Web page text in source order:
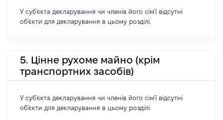
У суб'єкта декларування чи членів його сім'ї відсутні
об'єкти для декларування в цьому розділі.
5. Цінне рухоме майно (крім
транспортних засобів)
У суб'єкта декларування чи членів його сім'ї відсутні
об'єкти для декларування в цьому розділі.